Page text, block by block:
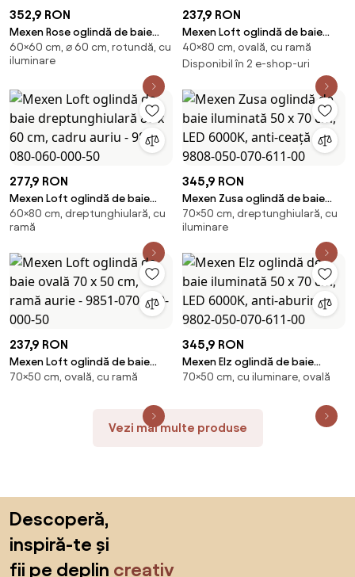
352,9 RON
Mexen Rose oglindă de baie
iluminată, rotundă 60 cm, LED
6000K, antiaburire - 9810-060-
60×60 cm, ⌀ 60 cm, rotundă, cu
iluminare
237,9 RON
Mexen Loft oglindă de baie
ovală 80 x 40 cm, ramă neagră
- 9851-080-040-000-70
40×80 cm, ovală, cu ramă
Disponibil în 2 e-shop-uri
277,9 RON
Mexen Loft oglindă de baie
dreptunghiulară 80 x 60 cm,
cadru auriu - 9852-080-060-
60×80 cm, dreptunghiulară, cu
ramă
345,9 RON
Mexen Zusa oglindă de baie
iluminată 50 x 70 cm, LED
6000K, anti-ceață - 9808-050-
70×50 cm, dreptunghiulară, cu
iluminare
237,9 RON
Mexen Loft oglindă de baie
ovală 70 x 50 cm, ramă aurie -
70×50 cm, ovală, cu ramă
345,9 RON
Mexen Elz oglindă de baie
iluminată 50 x 70 cm, LED
70×50 cm, cu iluminare, ovală
Vezi mai multe produse
Descoperă,
inspiră-te și
fii pe deplin creativ